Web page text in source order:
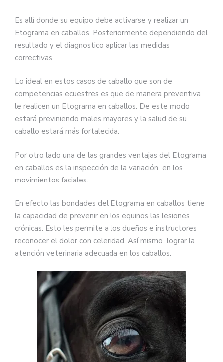
Es allí donde su equipo debe activarse y realizar un
Etograma en caballos. Posteriormente dependiendo del
resultado y el diagnostico aplicar las medidas
correctivas
Lo ideal en estos casos de caballo que son de
competencias ecuestres es que de manera preventiva
le realicen un Etograma en caballos. De este modo
estará previniendo males mayores y la salud de su
caballo estará más fortalecida.
Por otro lado una de las grandes ventajas del Etograma
en caballos es la inspección de la variación en los
movimientos faciales.
En efecto las bondades del Etograma en caballos tiene
la capacidad de prevenir en los equinos las lesiones
crónicas. Esto les permite a los dueños e instructores
reconocer el dolor con celeridad. Así mismo lograr la
atención veterinaria adecuada en los caballos.